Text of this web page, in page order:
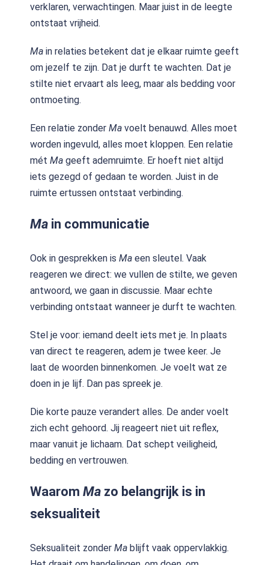
verklaren, verwachtingen. Maar juist in de leegte
ontstaat vrijheid.
Ma in relaties betekent dat je elkaar ruimte geeft
om jezelf te zijn. Dat je durft te wachten. Dat je
stilte niet ervaart als leeg, maar als bedding voor
ontmoeting.
Een relatie zonder Ma voelt benauwd. Alles moet
worden ingevuld, alles moet kloppen. Een relatie
mét Ma geeft ademruimte. Er hoeft niet altijd
iets gezegd of gedaan te worden. Juist in de
ruimte ertussen ontstaat verbinding.
Ma in communicatie
Ook in gesprekken is Ma een sleutel. Vaak
reageren we direct: we vullen de stilte, we geven
antwoord, we gaan in discussie. Maar echte
verbinding ontstaat wanneer je durft te wachten.
Stel je voor: iemand deelt iets met je. In plaats
van direct te reageren, adem je twee keer. Je
laat de woorden binnenkomen. Je voelt wat ze
doen in je lijf. Dan pas spreek je.
Die korte pauze verandert alles. De ander voelt
zich echt gehoord. Jij reageert niet uit reflex,
maar vanuit je lichaam. Dat schept veiligheid,
bedding en vertrouwen.
Waarom Ma zo belangrijk is in
seksualiteit
Seksualiteit zonder Ma blijft vaak oppervlakkig.